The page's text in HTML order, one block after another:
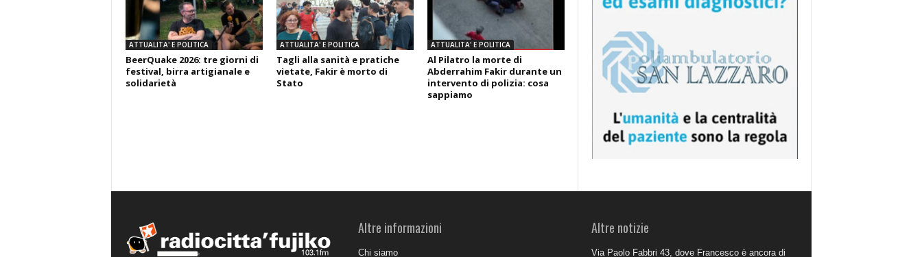
ATTUALITA' E POLITICA
BeerQuake 2026: tre giorni di
festival, birra artigianale e
solidarietà
ATTUALITA' E POLITICA
Tagli alla sanità e pratiche
vietate, Fakir è morto di
Stato
ATTUALITA' E POLITICA
Al Pilatro la morte di
Abderrahim Fakir durante un
intervento di polizia: cosa
sappiamo
Altre informazioni
Chi siamo
Altre notizie
Via Paolo Fabbri 43, dove Francesco è ancora di